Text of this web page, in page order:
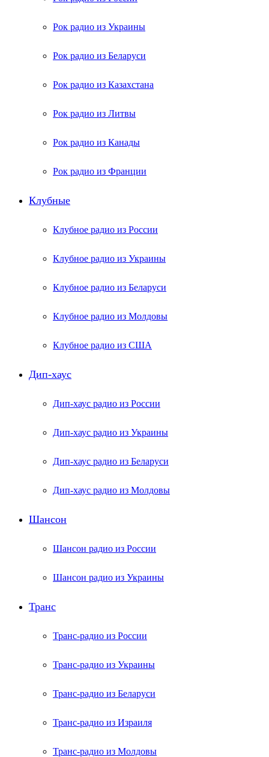
Рок радио из Украины
Рок радио из Беларуси
Рок радио из Казахстана
Рок радио из Литвы
Рок радио из Канады
Рок радио из Франции
Клубные
Клубное радио из России
Клубное радио из Украины
Клубное радио из Беларуси
Клубное радио из Молдовы
Клубное радио из США
Дип-хаус
Дип-хаус радио из России
Дип-хаус радио из Украины
Дип-хаус радио из Беларуси
Дип-хаус радио из Молдовы
Шансон
Шансон радио из России
Шансон радио из Украины
Транс
Транс-радио из России
Транс-радио из Украины
Транс-радио из Беларуси
Транс-радио из Израиля
Транс-радио из Молдовы